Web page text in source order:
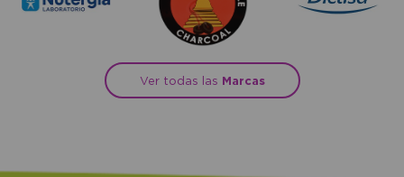
Ver todas las Marcas